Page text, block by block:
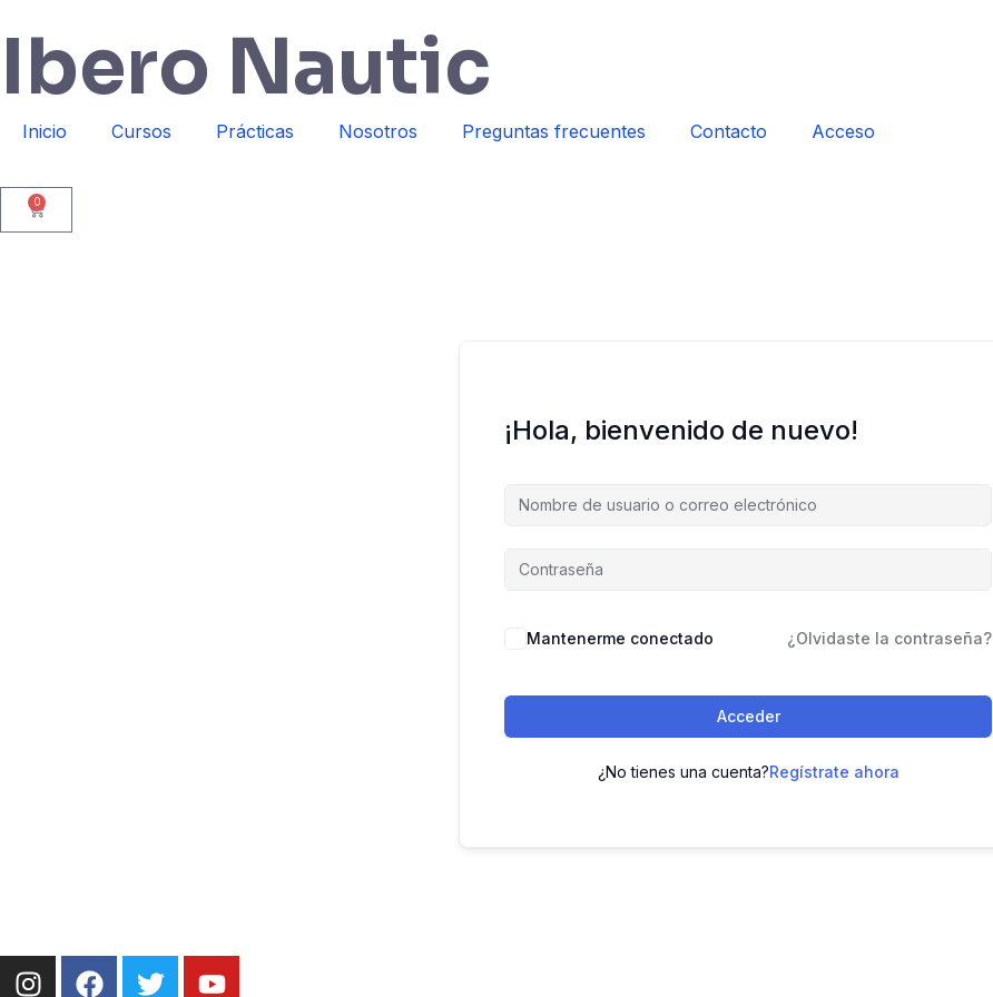
Ibero Nautic
Inicio Cursos Prácticas Nosotros Preguntas frecuentes Contacto Acceso
0
¡Hola, bienvenido de nuevo!
Mantenerme conectado ¿Olvidaste la contraseña?
Acceder
¿No tienes una cuenta?Regístrate ahora